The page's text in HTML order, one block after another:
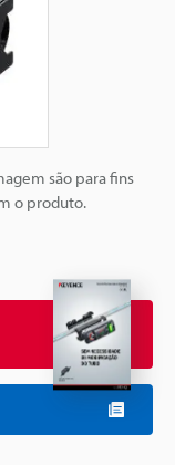
são para fins
o produto.